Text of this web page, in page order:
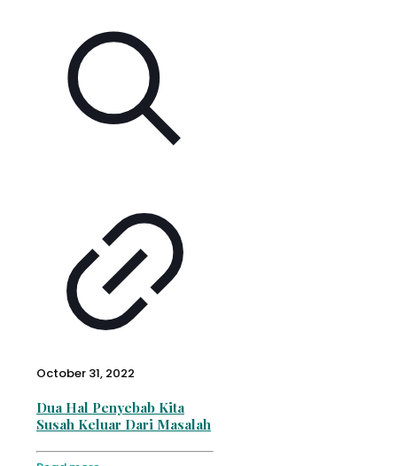
October 31, 2022
Dua Hal Penyebab Kita
Susah Keluar Dari Masalah